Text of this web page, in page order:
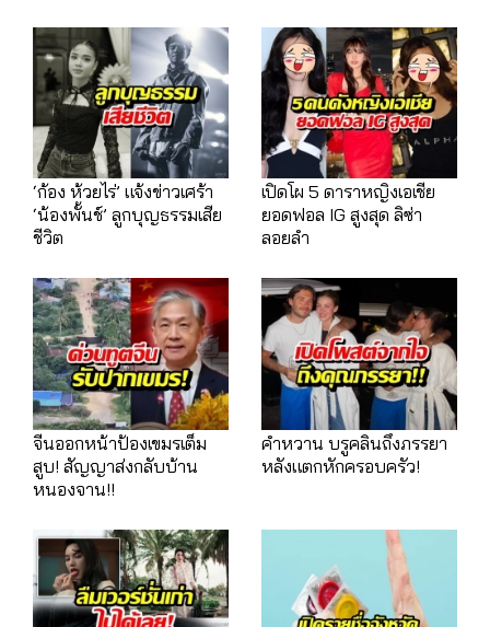
‘ก้อง ห้วยไร่’ แจ้งข่าวเศร้า
‘น้องพั้นช์’ ลูกบุญธรรมเสีย
ชีวิต
เปิดโผ 5 ดาราหญิงเอเชีย
ยอดฟอล IG สูงสุด ลิซ่า
ลอยลำ
จีนออกหน้าป้องเขมรเต็ม
สูบ! สัญญาส่งกลับบ้าน
หนองจาน!!
คำหวาน บรูคลินถึงภรรยา
หลังแตกหักครอบครัว!